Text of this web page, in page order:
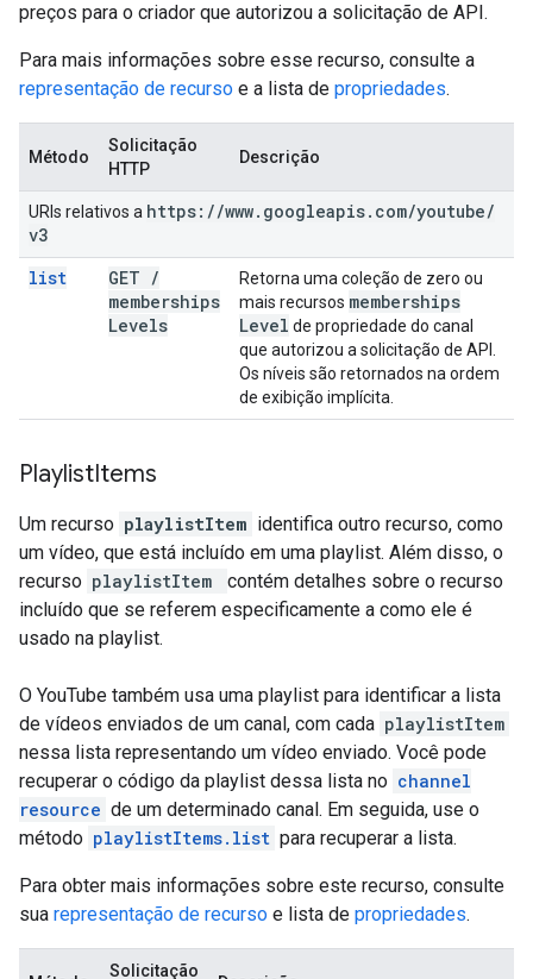
preços para o criador que autorizou a solicitação de API.
Para mais informações sobre esse recurso, consulte a
representação de recurso e a lista de propriedades.
Método
Solicitação
HTTP
Descrição
URIs relativos a https: //www. googleapis. com/youtube/
v3
list
GET /
memberships
Levels
Retorna uma coleção de zero ou
mais recursos memberships
Level de propriedade do canal
que autorizou a solicitação de API.
Os níveis são retornados na ordem
de exibição implícita.
PlaylistItems
Um recurso playlistItem identifica outro recurso, como
um vídeo, que está incluído em uma playlist. Além disso, o
recurso playlistItem
contém detalhes sobre o recurso
incluído que se referem especificamente a como ele é
usado na playlist.
O YouTube também usa uma playlist para identificar a lista
de vídeos enviados de um canal, com cada playlistItem
nessa lista representando um vídeo enviado. Você pode
recuperar o código da playlist dessa lista no channel
resource de um determinado canal. Em seguida, use o
método playlistItems.list para recuperar a lista.
Para obter mais informações sobre este recurso, consulte
sua representação de recurso e lista de propriedades.
Solicitação